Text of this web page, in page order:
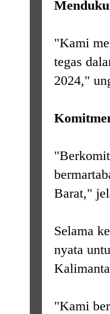
"Kami
tegas
2024,"
Barat,"
Selama
nyata
"Kami